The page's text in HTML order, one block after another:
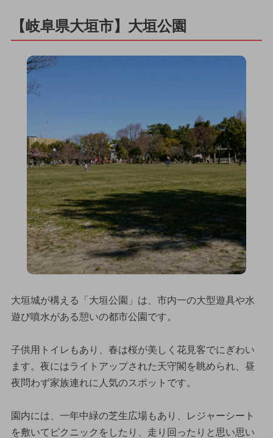
【岐阜県大垣市】大垣公園
大垣城が構える「大垣公園」は、市内一の大型遊具や水
遊び噴水がある憩いの都市公園です。
子供用トイレもあり、春は桜が美しく花見客でにぎわい
ます。夜にはライトアップされた天守閣を眺められ、昼
夜問わず家族連れに人気のスポットです。
園内には、一年中緑の芝生広場もあり、レジャーシート
を敷いてピクニックをしたり、走り回ったりと思い思い